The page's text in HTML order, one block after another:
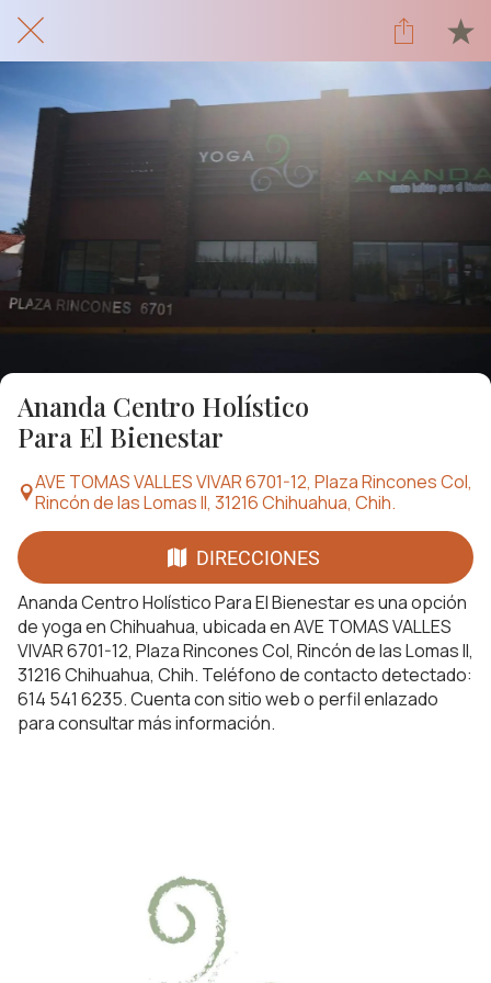
Ananda Centro Holístico
Para El Bienestar
AVE TOMAS VALLES VIVAR 6701-12, Plaza Rincones Col,
Rincón de las Lomas II, 31216 Chihuahua, Chih.
DIRECCIONES
Ananda Centro Holístico Para El Bienestar es una opción
de yoga en Chihuahua, ubicada en AVE TOMAS VALLES
VIVAR 6701-12, Plaza Rincones Col, Rincón de las Lomas II,
31216 Chihuahua, Chih. Teléfono de contacto detectado:
614 541 6235. Cuenta con sitio web o perfil enlazado
para consultar más información.